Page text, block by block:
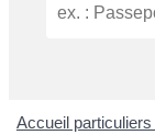
Accueil particuliers